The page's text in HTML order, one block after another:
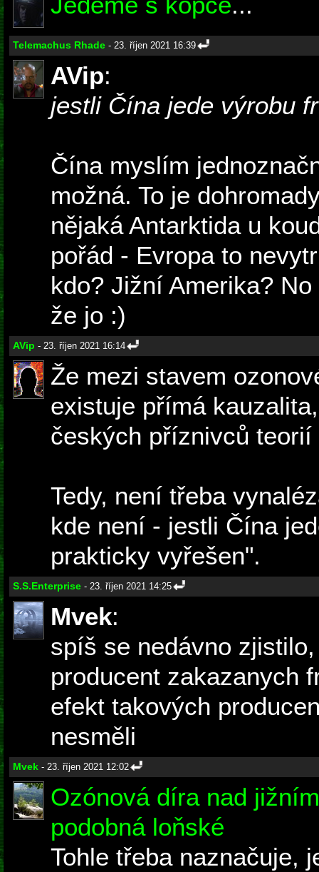
Telemachus Rhade - 23. říjen 2021 16:39
AVip:
jestli Čína jede výrobu
Čína myslím
možná. To je
nějaká Antarktida u
pořád - Evropa to
kdo? Jižní Amerika?
že jo :)
AVip - 23. říjen 2021 16:14
Že mezi stavem
existuje přímá
českých příznivců
Tedy, není třeba
kde není - jestli Čína
prakticky vyřešen".
S.S.Enterprise - 23. říjen 2021 14:25
Mvek:
spíš se nedávno
producent zakazanych
efekt takových
nesměli
Mvek - 23. říjen 2021 12:02
Ozónová díra nad
podobná loňské
Tohle třeba naznačuje,